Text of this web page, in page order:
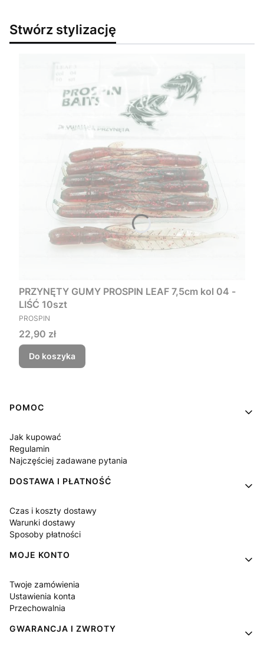
Stwórz stylizację
PRZYNĘTY GUMY PROSPIN LEAF 7,5cm kol 04 -
LIŚĆ 10szt
PRODUCENT
PROSPIN
Cena
22,90 zł
Do koszyka
Linki w stopce
POMOC
Jak kupować
Regulamin
Najczęściej zadawane pytania
DOSTAWA I PŁATNOŚĆ
Czas i koszty dostawy
Warunki dostawy
Sposoby płatności
MOJE KONTO
Twoje zamówienia
Ustawienia konta
Przechowalnia
GWARANCJA I ZWROTY